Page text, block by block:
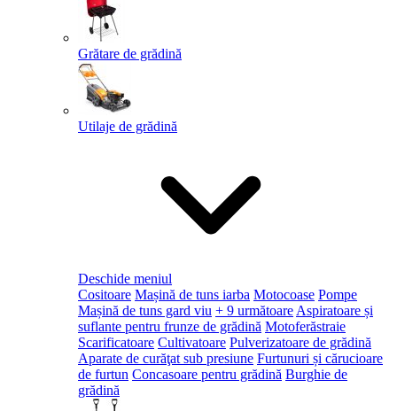
Grătare de grădină
Utilaje de grădină
Deschide meniul
Cositoare Mașină de tuns iarba Motocoase Pompe
Mașină de tuns gard viu + 9 următoare Aspiratoare și
suflante pentru frunze de grădină Motoferăstraie
Scarificatoare Cultivatoare Pulverizatoare de grădină
Aparate de curăţat sub presiune Furtunuri și cărucioare
de furtun Concasoare pentru grădină Burghie de
grădină